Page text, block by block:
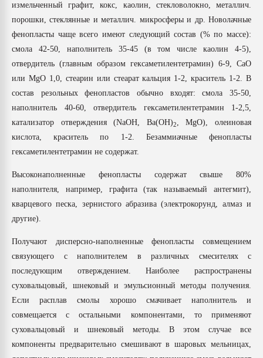
измельченный графит, кокс, каолин, стекловолокно, металлич.
порошки, стеклянные и металлич. микросферы и др. Новолачные
фенопласты чаще всего имеют следующий состав (% по массе):
смола 42-50, наполнитель 35-45 (в том числе каолин 4-5),
отвердитель (главным образом гексаметилентетрамин) 6-9, CaO
или MgO 1,0, стеарин или стеарат кальция 1-2, краситель 1-2. В
состав резольных фенопластов обычно входят: смола 35-50,
наполнитель 40-60, отвердитель гексаметилентетрамин 1-2,5,
катализатор отверждения (NaOH, Ba(OH)2, MgO), олеиновая
кислота, краситель по 1-2. Безаммиачные фенопласты
гексаметилентетрамин не содержат.
Высоконаполненные фенопласты содержат свыше 80%
наполнителя, например, графита (так называемый антегмит),
кварцевого песка, зернистого абразива (электрокорунд, алмаз и
другие).
Получают дисперсно-наполненные фенопласты совмещением
связующего с наполнителем в различных смесителях с
последующим отверждением. Наиболее распространены
суховальцовый, шнековый и эмульсионный методы получения.
Если расплав смолы хорошо смачивает наполнитель и
совмещается с остальными компонентами, то применяют
суховальцовый и шнековый методы. В этом случае все
компоненты предварительно смешивают в шаровых мельницах,